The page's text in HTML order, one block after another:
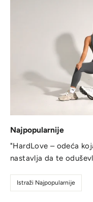
Najpopularnije
"HardLove – odeća
nastavlja da te
Istraži Najpopularnije